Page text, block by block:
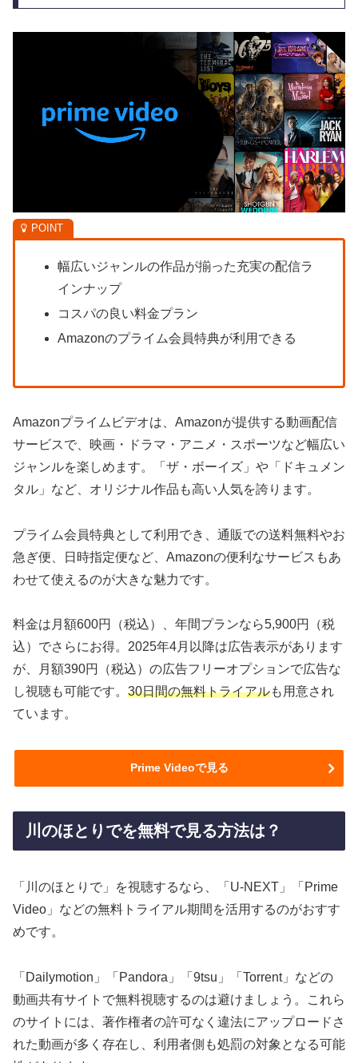
幅広いジャンルの作品が揃った充実の配信ラ
インナップ
コスパの良い料金プラン
Amazonのプライム会員特典が利用できる
Amazonプライムビデオは、Amazonが提供する動画配信
サービスで、映画・ドラマ・アニメ・スポーツなど幅広い
ジャンルを楽しめます。「ザ・ボーイズ」や「ドキュメン
タル」など、オリジナル作品も高い人気を誇ります。
プライム会員特典として利用でき、通販での送料無料やお
急ぎ便、日時指定便など、Amazonの便利なサービスもあ
わせて使えるのが大きな魅力です。
料金は月額600円（税込）、年間プランなら5,900円（税
込）でさらにお得。2025年4月以降は広告表示があります
が、月額390円（税込）の広告フリーオプションで広告な
し視聴も可能です。 30日間の無料トライアルも用意され
ています。
Prime Videoで見る
川のほとりでを無料で見る方法は？
「川のほとりで」を視聴するなら、「U-NEXT」「Prime
Video」などの無料トライアル期間を活用するのがおすす
めです。
「Dailymotion」「Pandora」「9tsu」「Torrent」などの
動画共有サイトで無料視聴するのは避けましょう。これら
のサイトには、著作権者の許可なく違法にアップロードさ
れた動画が多く存在し、利用者側も処罰の対象となる可能